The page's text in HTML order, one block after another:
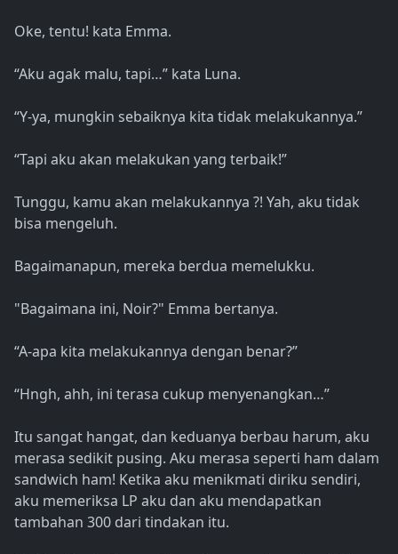
Oke, tentu! kata Emma.
“Aku agak malu, tapi…” kata Luna.
“Y-ya, mungkin sebaiknya kita tidak melakukannya.”
“Tapi aku akan melakukan yang terbaik!”
Tunggu, kamu akan melakukannya ?! Yah, aku tidak
bisa mengeluh.
Bagaimanapun, mereka berdua memelukku.
"Bagaimana ini, Noir?" Emma bertanya.
“A-apa kita melakukannya dengan benar?”
“Hngh, ahh, ini terasa cukup menyenangkan…”
Itu sangat hangat, dan keduanya berbau harum, aku
merasa sedikit pusing. Aku merasa seperti ham dalam
sandwich ham! Ketika aku menikmati diriku sendiri,
aku memeriksa LP aku dan aku mendapatkan
tambahan 300 dari tindakan itu.